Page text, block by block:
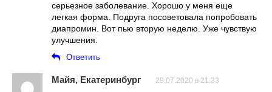
серьезное заболевание. Хорошо у меня еще
легкая форма. Подруга посоветовала попробовать
диапромин. Вот пью вторую неделю. Уже чувствую
улучшения.
Ответить
Майя, Екатеринбург 29.07.2020 в 21:33